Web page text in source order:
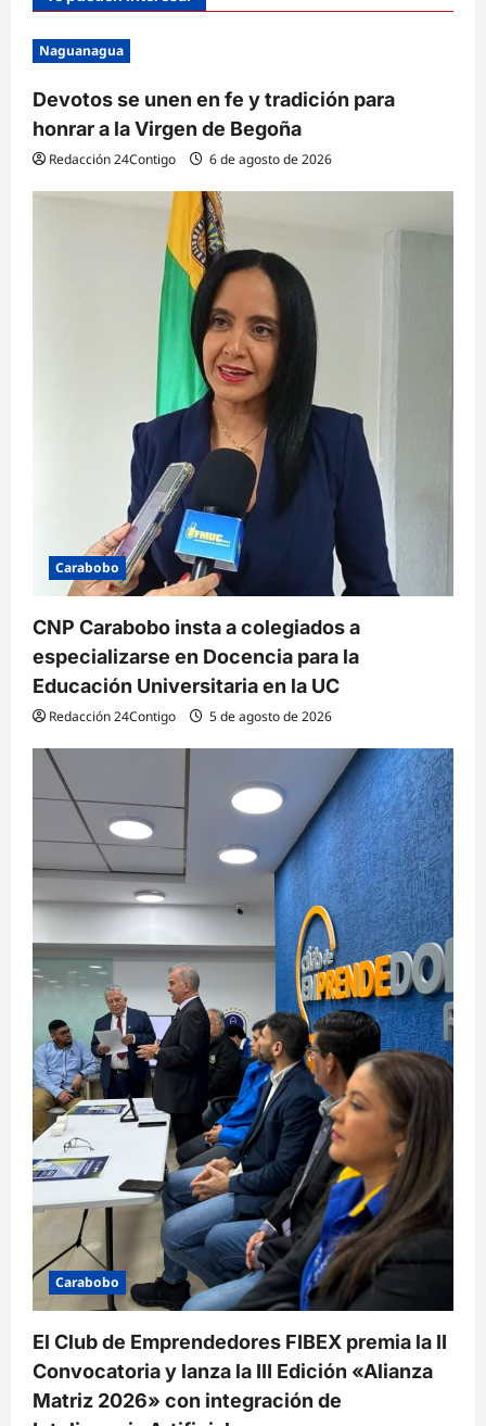
Naguanagua
Devotos se unen en fe y tradición para
honrar a la Virgen de Begoña
Redacción 24Contigo 6 de agosto de 2026
Carabobo
CNP Carabobo insta a colegiados a
especializarse en Docencia para la
Educación Universitaria en la UC
Redacción 24Contigo 5 de agosto de 2026
Carabobo
El Club de Emprendedores FIBEX premia la II
Convocatoria y lanza la III Edición «Alianza
Matriz 2026» con integración de